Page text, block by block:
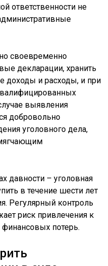
ответственности не
своевременно
декларации, хранить
и расходы, и при
выявления
добровольно
уголовного дела,
давности – уголовная
в течение шести лет
Регулярный контроль
риск привлечения к
финансовых потерь.